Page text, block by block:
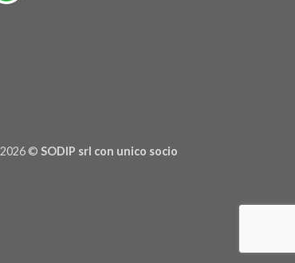
© SODIP srl con unico socio